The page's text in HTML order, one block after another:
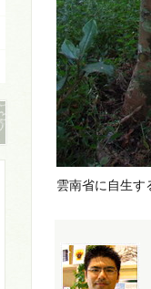
雲南省に自生す